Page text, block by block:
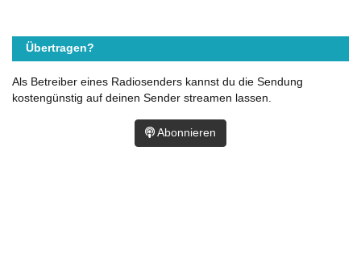
Übertragen?
Als Betreiber eines Radiosenders kannst du die Sendung
kostengünstig auf deinen Sender streamen lassen.
Abonnieren